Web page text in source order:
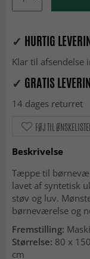
✓ HURTIG
Klar til afsendelse
✓ GRATIS
14 dages returret
FØJ TIL
Beskrivelse
Tæppe til
lavet af syntetisk
støv og luv.
børneværelse og
Fremstilling:
Størrelse: 80 x
cm